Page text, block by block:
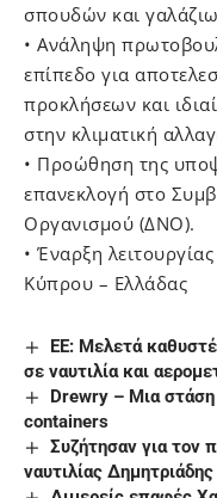
σπουδών και
• Ανάληψη
επίπεδο για
προκλήσεων και
στην κλιματική
• Προώθηση της
επανεκλογή στο
Οργανισμού (ΔΝΟ).
• Έναρξη
Κύπρου – Ελλάδας
ΕΕ: Μελετά
σε ναυτιλία και
Drewry – Μια
containers
Συζήτησαν για τον
ναυτιλίας